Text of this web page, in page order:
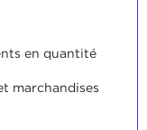
en quantité
marchandises